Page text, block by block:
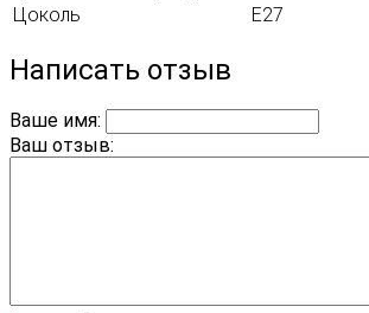
Цоколь
E27
Написать отзыв
Ваше имя:
Ваш отзыв: